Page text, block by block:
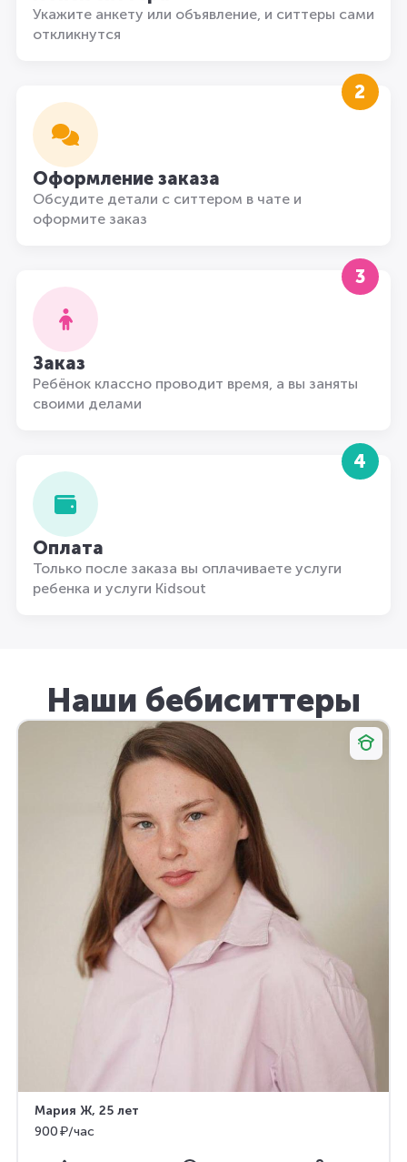
Укажите анкету или объявление, и ситтеры сами
откликнутся
2
Оформление заказа
Обсудите детали с ситтером в чате и
оформите заказ
3
Заказ
Ребёнок классно проводит время, а вы заняты
своими делами
4
Оплата
Только после заказа вы оплачиваете услуги
ребенка и услуги Kidsout
Наши бебиситтеры
Мария Ж, 25 лет
900 ₽/час